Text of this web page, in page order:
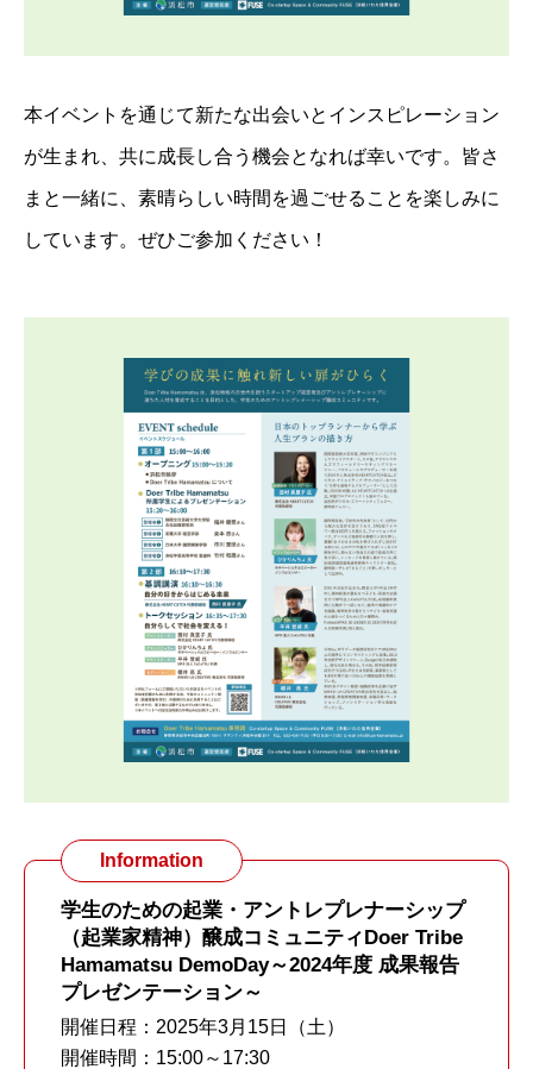
本イベントを通じて新たな出会いとインスピレーション
が生まれ、共に成長し合う機会となれば幸いです。皆さ
まと一緒に、素晴らしい時間を過ごせることを楽しみに
しています。ぜひご参加ください！
Information
学生のための起業・アントレプレナーシップ
（起業家精神）醸成コミュニティDoer Tribe
Hamamatsu DemoDay～2024年度 成果報告
プレゼンテーション～
開催日程：2025年3月15日（土）
開催時間：15:00～17:30